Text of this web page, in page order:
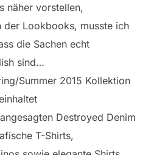
näher vorstellen,
der Lookbooks, musste ich
die Sachen echt
sind…
Summer 2015 Kollektion
Destroyed Denim
T-Shirts,